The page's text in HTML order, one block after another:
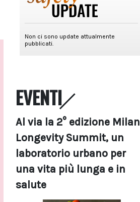
EVENTI
Al via la 2° edizione Milan
Longevity Summit, un
laboratorio urbano per
una vita più lunga e in
salute